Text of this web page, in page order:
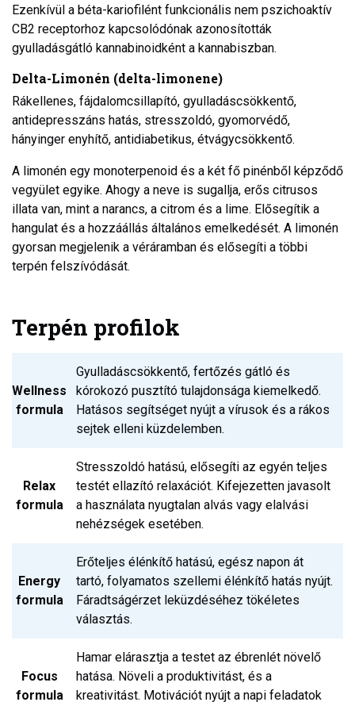
Ezenkívül a béta-kariofilént funkcionális nem pszichoaktív
CB2 receptorhoz kapcsolódónak azonosították
gyulladásgátló kannabinoidként a kannabiszban.
Delta-Limonén (delta-limonene)
Rákellenes, fájdalomcsillapító, gyulladáscsökkentő,
antidepresszáns hatás, stresszoldó, gyomorvédő,
hányinger enyhítő, antidiabetikus, étvágycsökkentő.
A limonén egy monoterpenoid és a két fő pinénből képződő
vegyület egyike. Ahogy a neve is sugallja, erős citrusos
illata van, mint a narancs, a citrom és a lime. Elősegítik a
hangulat és a hozzáállás általános emelkedését. A limonén
gyorsan megjelenik a véráramban és elősegíti a többi
terpén felszívódását.
Terpén profilok
Wellness
formula
Gyulladáscsökkentő, fertőzés gátló és
kórokozó pusztító tulajdonsága kiemelkedő.
Hatásos segítséget nyújt a vírusok és a rákos
sejtek elleni küzdelemben.
Relax
formula
Stresszoldó hatású, elősegíti az egyén teljes
testét ellazító relaxációt. Kifejezetten javasolt
a használata nyugtalan alvás vagy elalvási
nehézségek esetében.
Energy
formula
Erőteljes élénkítő hatású, egész napon át
tartó, folyamatos szellemi élénkítő hatás nyújt.
Fáradtságérzet leküzdéséhez tökéletes
választás.
Focus
formula
Hamar elárasztja a testet az ébrenlét növelő
hatása. Növeli a produktivitást, és a
kreativitást. Motivációt nyújt a napi feladatok